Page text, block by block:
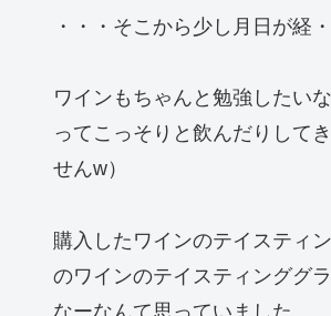
・・・そこから少し月日が経
ワインもちゃんと勉強したい
ってこっそりと飲んだりして
せんw）
購入したワインのテイスティ
のワインのテイスティンググ
なーなんて思っていました。